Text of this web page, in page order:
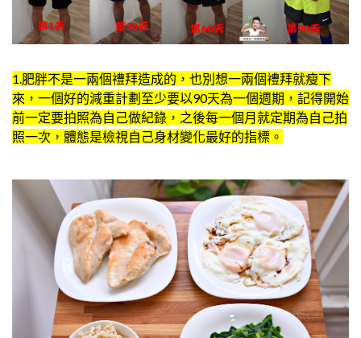
1.肥胖不是一兩個禮拜造成的，也別想一兩個禮拜就瘦下
來，一個好的減重計劃至少要以90天為一個週期，記得開始
前一定要拍照為自己做紀錄，之後每一個月就定期為自己拍
照一次，體態是檢視自己身材變化最好的指標。